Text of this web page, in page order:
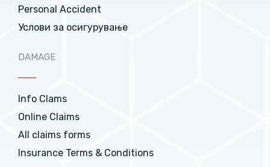
Personal Accident
Услови за осигурување
DAMAGE
Info Clams
Online Claims
All claims forms
Insurance Terms & Conditions